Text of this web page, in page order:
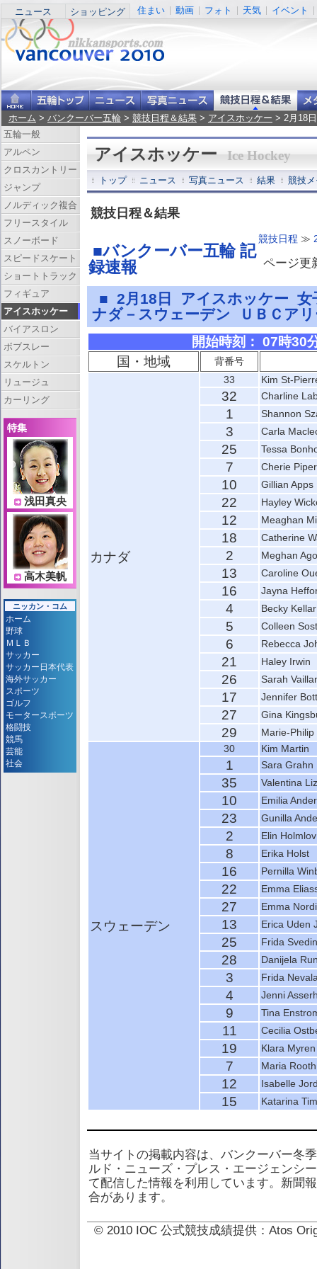
ニュース ショッピング 住まい 動画 フォト 天気 イベント
ホーム > バンクーバー五輪 > 競技日程＆結果 > アイスホッケー > 2月18
アイスホッケー Ice Hockey
トップ ニュース 写真ニュース 結果 競技
競技日程＆結果
■バンクーバー五輪 記
録速報
競技日程 ≫
ページ更
■ 2月18日 アイスホッケー 女
ナダ－スウェーデン ＵＢＣア
開始時刻： 07時30
国・地域
背番号
カナダ
33 Kim St-
32 Charline
1 Shannon
3 Carla
25 Tessa
7 Cherie Piper
10 Gillian Apps
22 Hayley
12 Meaghan
18 Catherine
2 Meghan
13 Caroline
16 Jayna
4 Becky Kellar
5 Colleen
6 Rebecca
21 Haley Irwin
26 Sarah
17 Jennifer
27 Gina
29 Marie-Philip
スウェーデン
30 Kim Martin
1 Sara Grahn
35 Valentina
10 Emilia
23 Gunilla
2 Elin Holmlov
8 Erika Holst
16 Pernilla
22 Emma
27 Emma
13 Erica Uden
25 Frida
28 Danijela
3 Frida
4 Jenni
9 Tina
11 Cecilia
19 Klara Myren
7 Maria Rooth
12 Isabelle
15 Katarina
当サイトの掲載内容は、バンクーバー冬
ルド・ニューズ・プレス・エージェンシ
て配信した情報を利用しています。新聞
合があります。
© 2010 IOC 公式競技成績提供：Atos
五輪一般
アルペン
クロスカントリー
ジャンプ
ノルディック複合
フリースタイル
スノーボード
スピードスケート
ショートトラック
フィギュア
アイスホッケー
バイアスロン
ボブスレー
スケルトン
リュージュ
カーリング
特集
浅田真央
高木美帆
ニッカン・コム
ホーム
野球
ＭＬＢ
サッカー
サッカー日本代表
海外サッカー
スポーツ
ゴルフ
モータースポーツ
格闘技
競馬
芸能
社会